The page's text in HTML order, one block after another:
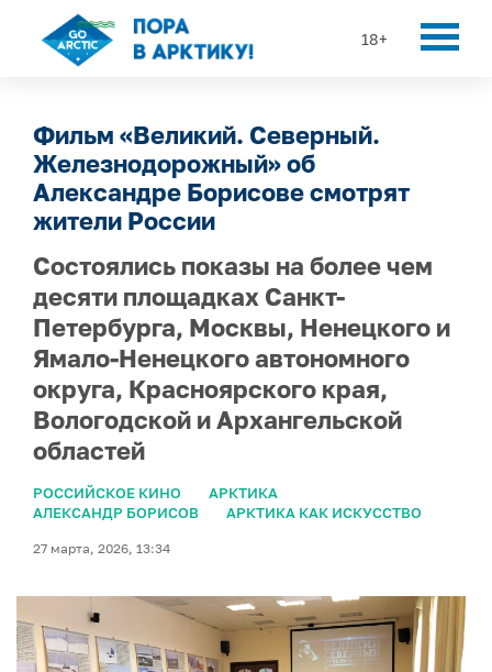
18+
Фильм «Великий. Северный.
Железнодорожный» об
Александре Борисове смотрят
жители России
Состоялись показы на более чем
десяти площадках Санкт-
Петербурга, Москвы, Ненецкого и
Ямало-Ненецкого автономного
округа, Красноярского края,
Вологодской и Архангельской
областей
РОССИЙСКОЕ КИНО
АРКТИКА
АЛЕКСАНДР БОРИСОВ
АРКТИКА КАК ИСКУССТВО
27 марта, 2026, 13:34